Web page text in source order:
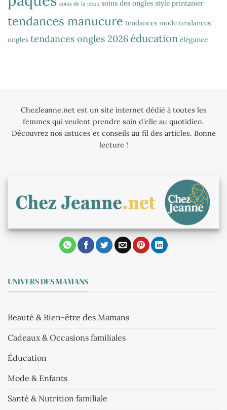
soins de la peau soins des ongles style printanier
tendances manucure tendances mode tendances
ongles tendances ongles 2026 éducation élégance
ChezJeanne.net est un site internet dédié à toutes les
femmes qui veulent prendre soin d'elle au quotidien.
Découvrez nos astuces et conseils au fil des articles. Bonne
lecture !
UNIVERS DES MAMANS
Beauté & Bien-être des Mamans
Cadeaux & Occasions familiales
Éducation
Mode & Enfants
Santé & Nutrition familiale